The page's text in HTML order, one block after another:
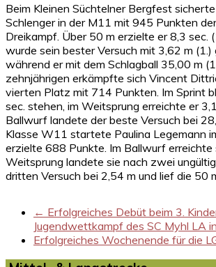
Beim Kleinen Süchtelner Bergfest
Schlenger in der M11 mit 945 Punkten
Dreikampf. Über 50 m erzielte er 8,3 sec.
wurde sein bester Versuch mit 3,62 m (1.)
während er mit dem Schlagball 35,00 m
zehnjährigen erkämpfte sich Vincent
vierten Platz mit 714 Punkten. Im Sprint
sec. stehen, im Weitsprung erreichte er
Ballwurf landete der beste Versuch bei
Klasse W11 startete Paulina Legemann
erzielte 688 Punkte. Im Ballwurf erreichte
Weitsprung landete sie nach zwei
dritten Versuch bei 2,54 m und lief die 50
← Erfolgreiches Debüt beim 3.
Jugendwettkampf des SC Myhl LA
Erfolgreiches Wochenende für die